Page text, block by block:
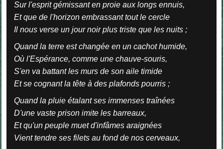
Sur l'esprit gémissant en proie aux longs ennuis,
Et que de l'horizon embrassant tout le cercle
Il nous verse un jour noir plus triste que les nuits ;
Quand la terre est changée en un cachot humide,
Où l'Espérance, comme une chauve-souris,
S'en va battant les murs de son aile timide
Et se cognant la tête à des plafonds pourris ;
Quand la pluie étalant ses immenses traînées
D'une vaste prison imite les barreaux,
Et qu'un peuple muet d'infâmes araignées
Vient tendre ses filets au fond de nos cerveaux,